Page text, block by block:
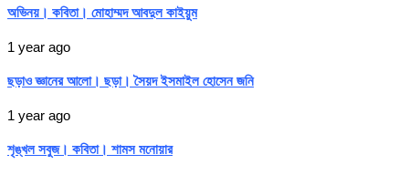
অভিনয়। কবিতা। মোহাম্মদ আবদুল কাইয়ুম
1 year ago
ছড়াও জ্ঞানের আলো। ছড়া। সৈয়দ ইসমাইল হোসেন জনি
1 year ago
শৃঙ্খল সবুজ। কবিতা। শামস মনোয়ার